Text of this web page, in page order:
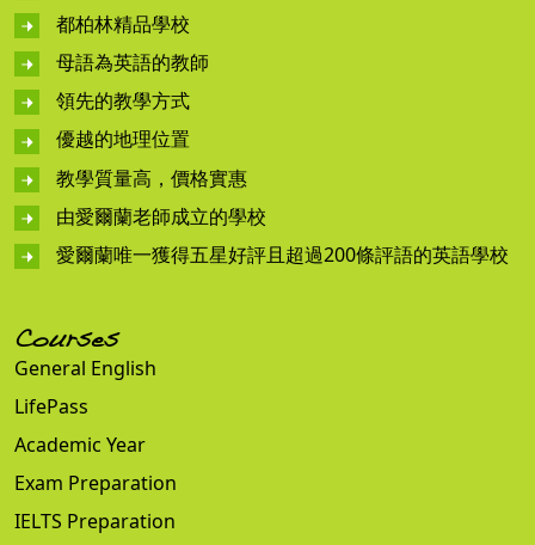
都柏林精品學校
母語為英語的教師
領先的教學方式
優越的地理位置
教學質量高，價格實惠
由愛爾蘭老師成立的學校
愛爾蘭唯一獲得五星好評且超過200條評語的英語學校
Courses
General English
LifePass
Academic Year
Exam Preparation
IELTS Preparation